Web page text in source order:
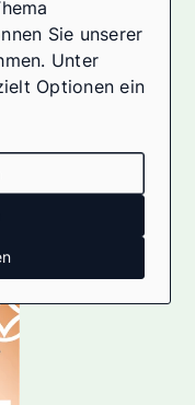
Sie unserer
Unter
Optionen ein